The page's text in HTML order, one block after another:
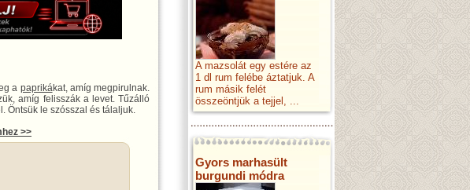
a paprikákat, amíg megpirulnak.
amíg felisszák a levet. Tűzálló
Öntsük le szósszal és tálaljuk.
>>
A mazsolát egy estére az
1 dl rum felébe áztatjuk. A
rum másik felét
összeöntjük a tejjel, ...
Gyors marhasült
burgundi módra